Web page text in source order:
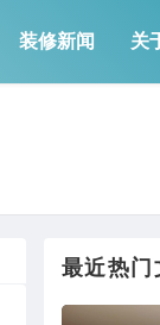
装修新闻 关
最近热门